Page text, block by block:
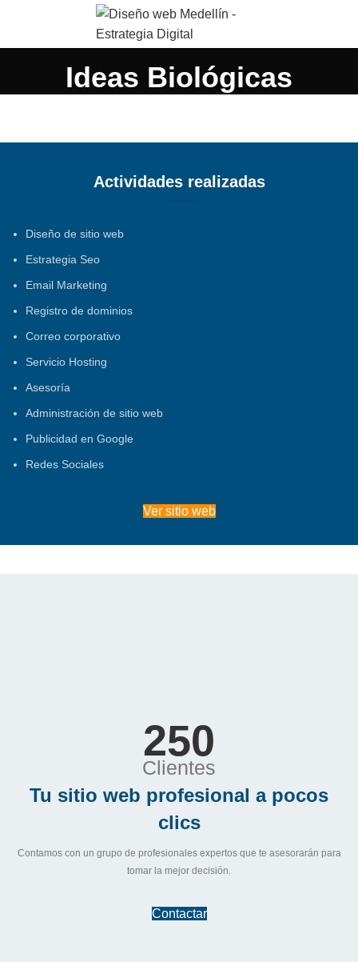
Ideas Biológicas
Actividades realizadas
Diseño de sitio web
Estrategia Seo
Email Marketing
Registro de dominios
Correo corporativo
Servicio Hosting
Asesoría
Administración de sitio web
Publicidad en Google
Redes Sociales
Ver sitio web
250
Clientes
Tu sitio web profesional a pocos
clics
Contamos con un grupo de profesionales expertos que te asesorarán para
tomar la mejor decisión.
Contactar